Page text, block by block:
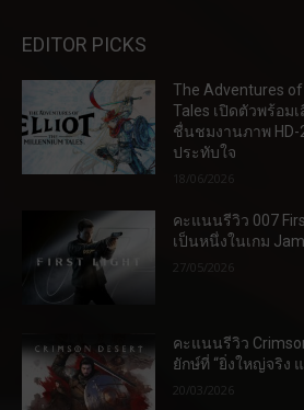
EDITOR PICKS
The Adventures
Tales เปิดตัวพร้อม
ชื่นชมงานภาพ
ประทับใจ
18/06/2026
คะแนนรีวิว 007
เป็นหนึ่งในเกม
27/05/2026
คะแนนรีวิว
ยักษ์ที่ “ยิ่งใหญ่จริง
20/03/2026